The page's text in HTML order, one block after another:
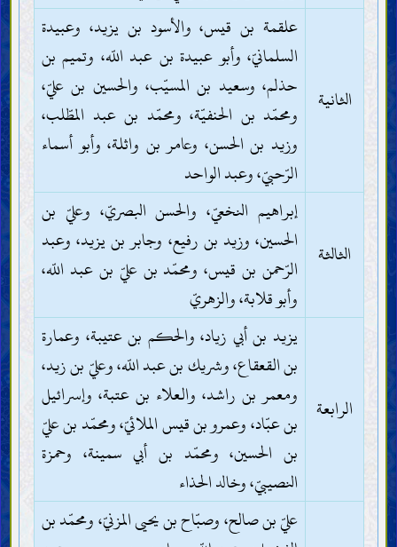
الثانية
علقمة بن قيس، والأسود بن يزيد، وعبيدة
السلمانيّ، وأبو عبيدة بن عبد اللّه، وتميم بن
حذلم، وسعيد بن المسيّب، والحسين بن عليّ،
ومحمّد بن الحنفيّة، ومحمّد بن عبد المطّلب،
وزيد بن الحسن، وعامر بن واثلة، وأبو أسماء
الرّحبيّ، وعبد الواحد
الثالثة
إبراهيم النخعيّ، والحسن البصريّ، وعليّ بن
الحسين، وزيد بن رفيع، وجابر بن يزيد، وعبد
الرّحمن بن قيس، ومحمّد بن عليّ بن عبد اللّه،
وأبو قلابة، والزهريّ
الرابعة
يزيد بن أبي زياد، والحكم بن عتيبة، وعمارة
بن القعقاع، وشريك بن عبد اللّه، وعليّ بن زيد،
ومعمر بن راشد، والعلاء بن عتبة، وإسرائيل
بن عبّاد، وعمرو بن قيس الملائيّ، ومحمّد بن عليّ
بن الحسين، ومحمّد بن أبي سمينة، وحمزة
النصيبيّ، وخالد الحذاء
عليّ بن صالح، وصبّاح بن يحيى المزنيّ، ومحمّد بن